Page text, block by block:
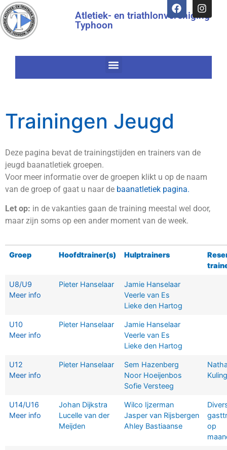
Atletiek- en triathlonvereniging
Typhoon
Trainingen Jeugd
Deze pagina bevat de trainingstijden en trainers van de
jeugd baanatletiek groepen.
Voor meer informatie over de groepen klikt u op de naam
van de groep of gaat u naar de baanatletiek pagina.
Let op: in de vakanties gaan de training meestal wel door,
maar zijn soms op een ander moment van de week.
Groep Hoofdtrainer(s) Hulptrainers
U8/U9
Meer info
Pieter Hanselaar
Jamie Hanselaar
Veerle van Es
Lieke den Hartog
U10
Meer info
Pieter Hanselaar
Jamie Hanselaar
Veerle van Es
Lieke den Hartog
U12
Meer info
Pieter Hanselaar
Sem Hazenberg
Noor Hoeijenbos
Sofie Versteeg
Kuling
U14/U16
Meer info
Johan Dijkstra
Lucelle van der
Meijden
Wilco Ijzerman
Jasper van Rijsbergen
Ahley Bastiaanse
op